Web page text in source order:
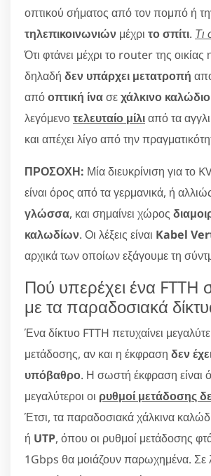
οπτικού σήματος από τον πομπό ή
τηλεπικοινωνιών μέχρι το σπίτι. Τι
Ότι φτάνει μέχρι το router της οικίας
δηλαδή δεν υπάρχει μετατροπή
απόοπτική ίνασεχάλκινο καλώδιο
λεγόμενοτελευταίο μίλιαπό τα
και απέχει λίγο από την
ΠΡΟΣΟΧΗ: Μία διευκρίνιση για το
είναι όρος από τα γερμανικά, ή
γλώσσα, και σημαίνει χώρος
καλωδίων. Οι λέξεις είναι Kabel
αρχικά των οποίων εξάγουμε τη
Πού υπερέχει ένα FTTH
με τα παραδοσιακά
Ένα δίκτυο FTTH πετυχαίνει
μετάδοσης, αν και η έκφραση δεν
υπόβαθρο. Η σωστή έκφραση είναι
μεγαλύτεροι οι ρυθμοί μετάδοσης
Έτσι, τα παραδοσιακά χάλκινα
ή UTP, όπου οι ρυθμοί μετάδοσης
1Gbps θα μοιάζουν παρωχημένα. Σε